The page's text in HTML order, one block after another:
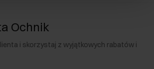
Ochnik
i skorzystaj z wyjątkowych rabatów i